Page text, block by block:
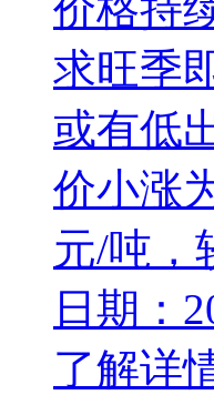
价格持
求旺季
或有低
价小涨
元/吨，
日期：
了解详